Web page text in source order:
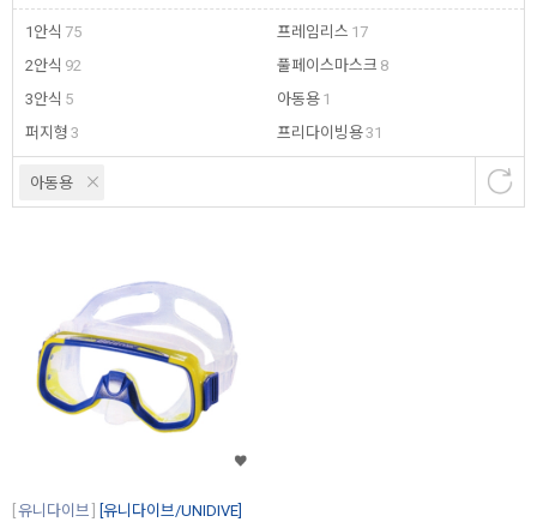
1안식 75
2안식 92
3안식 5
퍼지형 3
프레임리스 17
풀페이스마스크 8
아동용 1
프리다이빙용31
아동용
유니다이브
[유니다이브/UNIDIVE]